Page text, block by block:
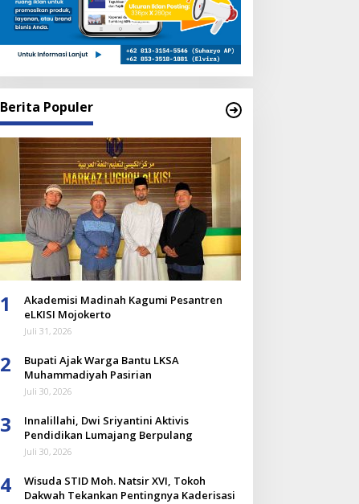
Berita Populer
1
Akademisi Madinah Kagumi Pesantren
eLKISI Mojokerto
Juli 31, 2026
2
Bupati Ajak Warga Bantu LKSA
Muhammadiyah Pasirian
Juli 30, 2026
3
Innalillahi, Dwi Sriyantini Aktivis
Pendidikan Lumajang Berpulang
Juli 30, 2026
4
Wisuda STID Moh. Natsir XVI, Tokoh
Dakwah Tekankan Pentingnya Kaderisasi